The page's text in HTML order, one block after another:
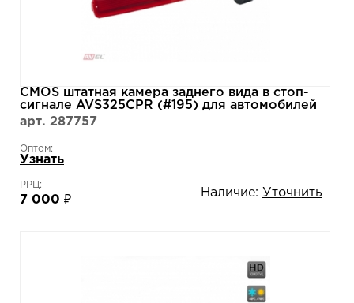
CMOS штатная камера заднего вида в стоп-
сигнале AVS325CPR (#195) для автомобилей
VOLKSWAGEN
арт. 287757
Оптом:
Узнать
РРЦ:
7 000 ₽
Наличие: Уточнить